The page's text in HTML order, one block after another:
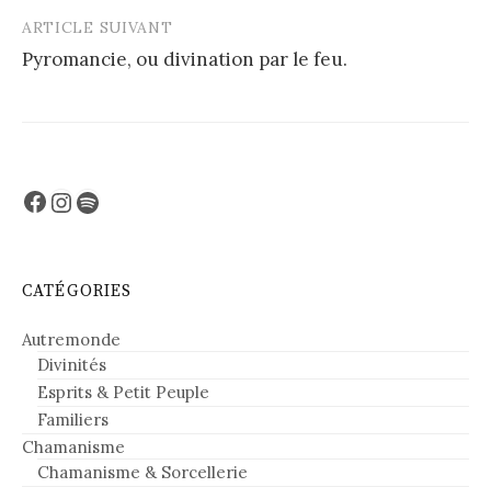
ARTICLE SUIVANT
Pyromancie, ou divination par le feu.
Facebook
Instagram
Spotify
CATÉGORIES
Autremonde
Divinités
Esprits & Petit Peuple
Familiers
Chamanisme
Chamanisme & Sorcellerie